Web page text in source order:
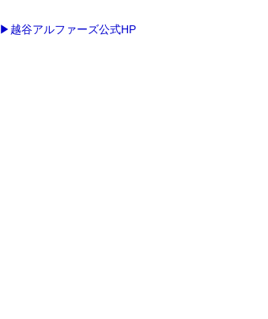
▶越谷アルファーズ公式HP